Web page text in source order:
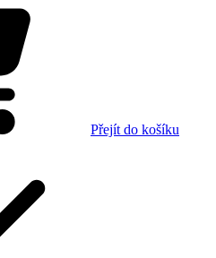
Přejít do košíku